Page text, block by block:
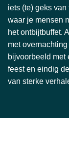
iets (te) geks
waar je mensen
het ontbijtbuffet.
met
bijvoorbeeld met
feest en eindig
van sterke